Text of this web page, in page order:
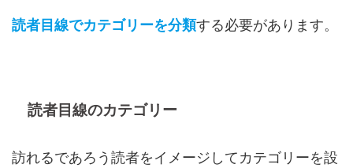
読者目線でカテゴリーを分類する必要があります。
読者目線のカテゴリー
訪れるであろう読者をイメージしてカテゴリーを設